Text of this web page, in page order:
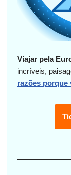
Viajar pela
incríveis,
razões porque